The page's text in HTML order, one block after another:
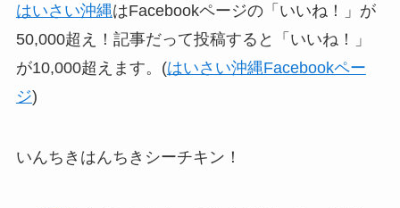
はいさい沖縄はFacebookページの「いいね！」が
50,000超え！記事だって投稿すると「いいね！」
が10,000超えます。(はいさい沖縄Facebookペー
ジ)
いんちきはんちきシーチキン！